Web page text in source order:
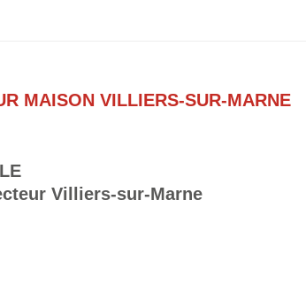
MAISON VILLIERS-SUR-MARNE
Villiers-sur-Marne